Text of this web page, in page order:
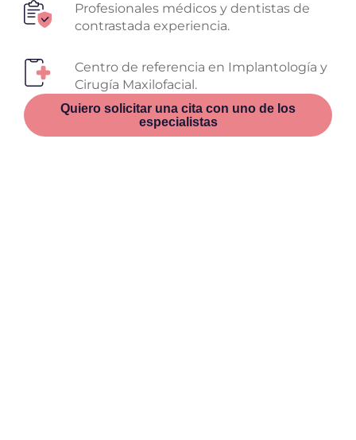
Profesionales médicos y dentistas de
contrastada experiencia.
Centro de referencia en Implantología y
Cirugía Maxilofacial.
Quiero solicitar una cita con uno de los
especialistas